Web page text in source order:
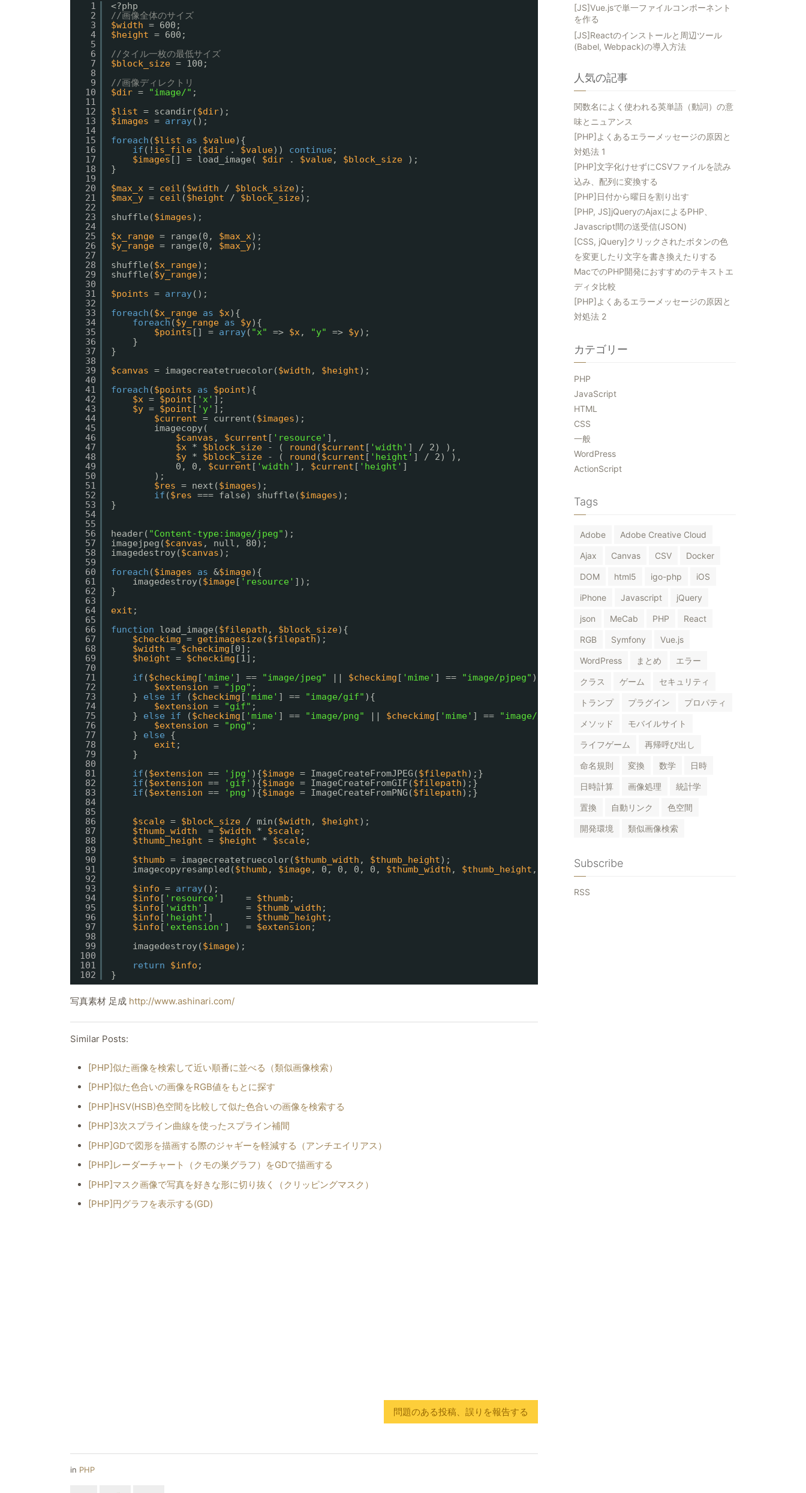
1
2
3
4
5
6
7
8
9
10
11
12
13
14
15
16
17
18
19
20
21
22
23
24
25
26
27
28
29
30
31
32
33
34
35
36
37
38
39
40
41
42
43
44
45
46
47
48
49
50
51
52
53
54
55
56
57
58
59
60
61
62
63
64
65
66
67
68
69
70
71
72
73
74
75
76
77
78
79
80
81
82
83
84
85
86
87
88
89
90
91
92
93
94
95
96
97
98
99
100
101
102
<?php
//画像全体のサイズ
$width = 600;
$height = 600;
//タイル一枚の最低サイズ
$block_size = 100;
//画像ディレクトリ
$dir = "image/" ;
$list = scandir($dir);
$images = array();
foreach ($list as $value){
if (! is_file ($dir . $value)) continue ;
$images [] = load_image( $dir . $value, $block_size
);
}
$max_x = ceil ($width / $block_size);
$max_y = ceil ($height / $block_size);
shuffle($images);
$x_range = range(0, $max_x);
$y_range = range(0, $max_y);
shuffle($x_range);
shuffle($y_range);
$points = array();
foreach ($x_range as $x){
foreach ($y_range as $y){
$points [] = array( "x" => $x, "y" => $y);
}
}
$canvas = imagecreatetruecolor($width , $height);
foreach ($points as $point){
$x = $point [ 'x' ];
$y = $point [ 'y' ];
$current = current($images);
imagecopy(
$canvas , $current [ 'resource' ],
$x * $block_size - ( round ($current [ 'width' ] / 2) ),
$y * $block_size - ( round ($current [ 'height' ] / 2) ),
0, 0, $current [ 'width' ], $current [ 'height' ]
);
$res = next($images);
if ($res === false) shuffle($images);
}
header( "Content-type:image/jpeg" );
imagejpeg($canvas , null, 80);
imagedestroy($canvas);
foreach ($images as &$image){
imagedestroy($image[ 'resource' ]);
}
exit ;
function
load_image($filepath , $block_size){
$checkimg = getimagesize($filepath);
$width = $checkimg [0];
$height = $checkimg [1];
if ($checkimg [ 'mime' ] == "image/jpeg" || $checkimg [ 'mime' ] == "image/pjpeg" ){
$extension = "jpg" ;
} else if ($checkimg [ 'mime' ] == "image/gif" ){
$extension = "gif" ;
} else if ($checkimg [ 'mime' ] == "image/png" || $checkimg [ 'mime' ] == "image/x-png"
$extension = "png" ;
} else
{
exit ;
}
if ($extension == 'jpg' ){$image = ImageCreateFromJPEG($filepath);}
if ($extension == 'gif' ){$image = ImageCreateFromGIF($filepath);}
if ($extension == 'png' ){$image = ImageCreateFromPNG($filepath);}
$scale = $block_size / min($width , $height);
$thumb_width
= $width * $scale;
$thumb_height = $height * $scale;
$thumb = imagecreatetruecolor($thumb_width , $thumb_height);
imagecopyresampled($thumb , $image, 0, 0, 0, 0, $thumb_width , $thumb_height , $width, $height
$info = array();
$info [ 'resource' ]    = $thumb ;
$info [ 'width' ]       = $thumb_width ;
$info [ 'height' ]      = $thumb_height ;
$info [ 'extension' ]   = $extension ;
imagedestroy($image);
return
$info ;
}
写真素材 足成 http://www.ashinari.com/
Similar Posts:
[PHP]似た画像を検索して近い順番に並べる（類似画像検索）
[PHP]似た色合いの画像をRGB値をもとに探す
[PHP]HSV(HSB)色空間を比較して似た色合いの画像を検索する
[PHP]3次スプライン曲線を使ったスプライン補間
[PHP]GDで図形を描画する際のジャギーを軽減する（アンチエイリアス）
[PHP]レーダーチャート（クモの巣グラフ）をGDで描画する
[PHP]マスク画像で写真を好きな形に切り抜く（クリッピングマスク）
[PHP]円グラフを表示する(GD)
問題のある投稿、誤りを報告する
in PHP
[JS]Vue.jsで単一ファイルコンポーネント
を作る
[JS]Reactのインストールと周辺ツール
(Babel, Webpack)の導入方法
人気の記事
関数名によく使われる英単語（動詞）の意
味とニュアンス
[PHP]よくあるエラーメッセージの原因と
対処法 1
[PHP]文字化けせずにCSVファイルを読み
込み、配列に変換する
[PHP]日付から曜日を割り出す
[PHP, JS]jQueryのAjaxによるPHP、
Javascript間の送受信(JSON)
[CSS, jQuery]クリックされたボタンの色
を変更したり文字を書き換えたりする
MacでのPHP開発におすすめのテキストエ
ディタ比較
[PHP]よくあるエラーメッセージの原因と
対処法 2
カテゴリー
PHP
JavaScript
HTML
CSS
一般
WordPress
ActionScript
Tags
Adobe Adobe Creative Cloud
Ajax Canvas CSV Docker
DOM html5 igo-php iOS
iPhone Javascript jQuery
json MeCab PHP React
RGB Symfony Vue.js
WordPress まとめ エラー
クラス ゲーム セキュリティ
トランプ プラグイン プロパティ
メソッド モバイルサイト
ライフゲーム 再帰呼び出し
命名規則 変換 数学 日時
日時計算 画像処理 統計学
置換 自動リンク 色空間
開発環境 類似画像検索
Subscribe
RSS